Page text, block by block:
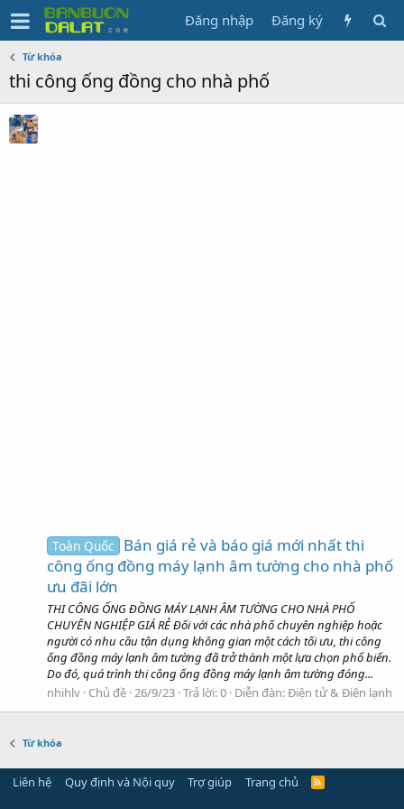
Đăng nhập Đăng ký
Từ khóa
thi công ống đồng cho nhà phố
Toàn Quốc
Bán giá rẻ và báo giá mới nhất thi
công ống đồng máy lạnh âm tường cho nhà phố
ưu đãi lớn
THI CÔNG ỐNG ĐỒNG MÁY LẠNH ÂM TƯỜNG CHO NHÀ PHỐ
CHUYÊN NGHIỆP GIÁ RẺ Đối với các nhà phố chuyên nghiệp hoặc
người có nhu cầu tận dụng không gian một cách tối ưu, thi công
ống đồng máy lạnh âm tường đã trở thành một lựa chọn phổ biến.
Do đó, quá trình thi công ống đồng máy lạnh âm tường đóng...
nhihlv Chủ đề 26/9/23 Trả lời: 0 Diễn đàn:Điện tử & Điện lạnh
Từ khóa
Liên hệ Quy định và Nội quy Trợ giúp Trang chủ